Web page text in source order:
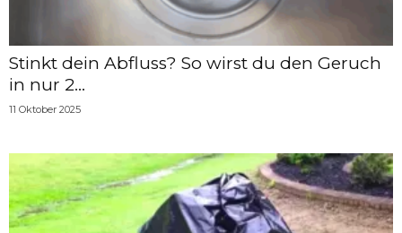
Stinkt dein Abfluss? So wirst du den Geruch
in nur 2...
11 Oktober 2025